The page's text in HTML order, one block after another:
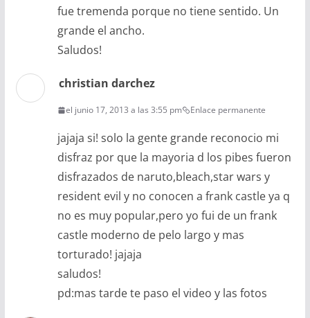
fue tremenda porque no tiene sentido. Un
grande el ancho.
Saludos!
christian darchez
el junio 17, 2013 a las 3:55 pm Enlace permanente
jajaja si! solo la gente grande reconocio mi
disfraz por que la mayoria d los pibes fueron
disfrazados de naruto,bleach,star wars y
resident evil y no conocen a frank castle ya q
no es muy popular,pero yo fui de un frank
castle moderno de pelo largo y mas
torturado! jajaja
saludos!
pd:mas tarde te paso el video y las fotos